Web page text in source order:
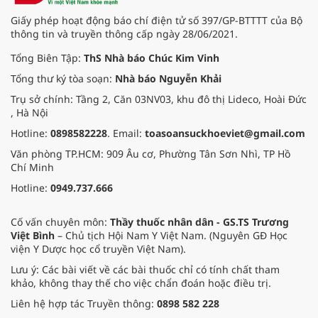
Giấy phép hoạt động báo chí điện tử số 397/GP-BTTTT của Bộ
thông tin và truyền thông cấp ngày 28/06/2021.
Tổng Biên Tập: ThS Nhà báo Chúc Kim Vinh
Tổng thư ký tòa soạn: Nhà báo Nguyễn Khải
Trụ sở chính: Tầng 2, Căn 03NV03, khu đô thị Lideco, Hoài Đức
, Hà Nội
Hotline: 0898582228. Email: toasoansuckhoeviet@gmail.com
Văn phòng TP.HCM: 909 Âu cơ, Phường Tân Sơn Nhì, TP Hồ
Chí Minh
Hotline: 0949.737.666
Cố vấn chuyên môn: Thầy thuốc nhân dân - GS.TS Trương
Việt Bình – Chủ tịch Hội Nam Y Việt Nam. (Nguyên GĐ Học
viện Y Dược học cổ truyền Việt Nam).
Lưu ý: Các bài viết về các bài thuốc chỉ có tính chất tham
khảo, không thay thế cho việc chẩn đoán hoặc điều trị.
Liên hệ hợp tác Truyền thông: 0898 582 228